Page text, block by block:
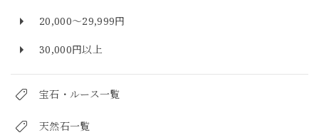
20,000～29,999円
30,000円以上
宝石・ルース一覧
天然石一覧